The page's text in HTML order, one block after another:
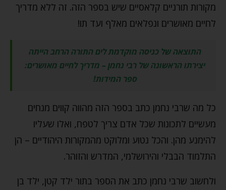
מקורות תורניים קלאסיים שיש בספר הזה. זה ללא מדריך
לחיים מאושרים ונפלאים מאלף ועד תו!
התוצאה של כניסה מוקדמת לים התורה הרחב הייתה
יצירתו הראשונה של רבי נחמן – מדריך לחיים מאושרים:
ספר המידות!
כל מה שרבי נחמן כתב בספר הזה מהווה קווים מנחים
מעשיים לתכונות שכל אדם צריך לטפח, ואלו שעליו
להימנע מהן. והכל נטוע ומלוקט מהמקורות היהודיים – הן
התלמוד הבבלי והירושלמי, המדרש והזוהר.
ולחשוב שרבי נחמן כתב את הספר בתור ילד קטן, ילד בן